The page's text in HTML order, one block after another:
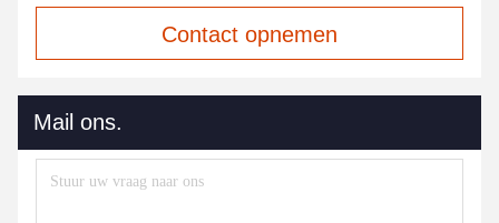
Contact opnemen
Mail ons.